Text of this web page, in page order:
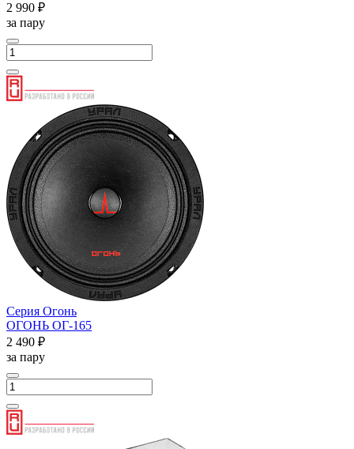
2 990 ₽
за пару
Серия Огонь
ОГОНЬ ОГ-165
2 490 ₽
за пару